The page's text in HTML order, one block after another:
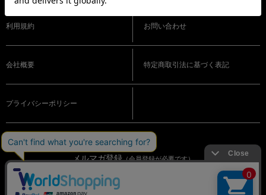
利用規約 お問い合わせ
会社概要 特定商取引法に基づく表記
プライバシーポリシー
メルマガ登録（会員登録が必要です）
OFFICIAL SNS